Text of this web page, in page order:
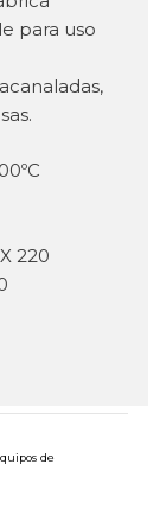
para uso
220
de